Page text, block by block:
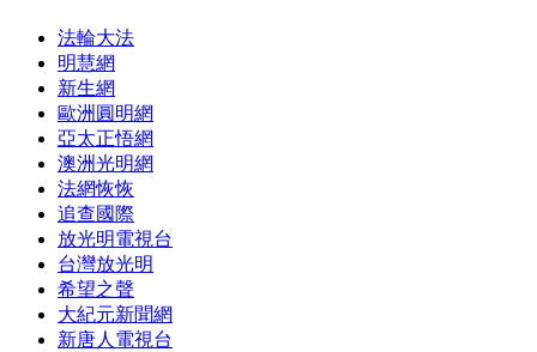
法輪大法
明慧網
新生網
歐洲圓明網
亞太正悟網
澳洲光明網
法網恢恢
追查國際
放光明電視台
台灣放光明
希望之聲
大紀元新聞網
新唐人電視台